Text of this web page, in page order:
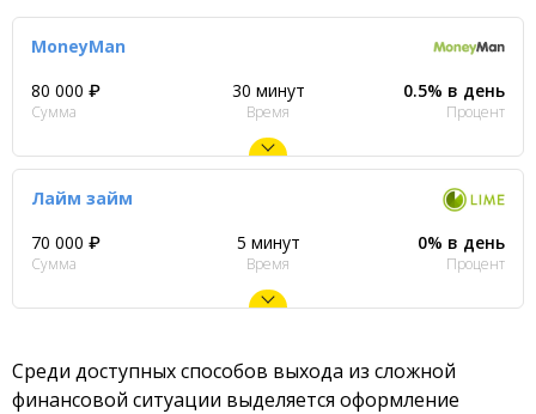
MoneyMan
80 000 ₽
Сумма
30 минут
Время
0.5% в день
Процент
Лайм займ
70 000 ₽
Сумма
5 минут
Время
0% в день
Процент
Среди доступных способов выхода из сложной
финансовой ситуации выделяется оформление